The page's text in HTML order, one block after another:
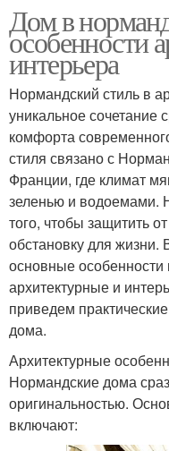
Дом в
особенности
интерьера
Нормандский стиль в
уникальное сочетание
комфорта
стиля связано с
Франции, где климат
зеленью и водоемами.
того, чтобы защитить
обстановку для жизни.
основные особенности
архитектурные и
приведем
дома.
Архитектурные
Нормандские дома
оригинальностью.
включают: